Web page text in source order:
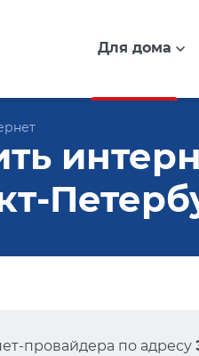
Для дома
провайдера по адресу